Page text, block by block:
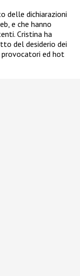
delle dichiarazioni
e che hanno
Cristina ha
del desiderio dei
ed hot